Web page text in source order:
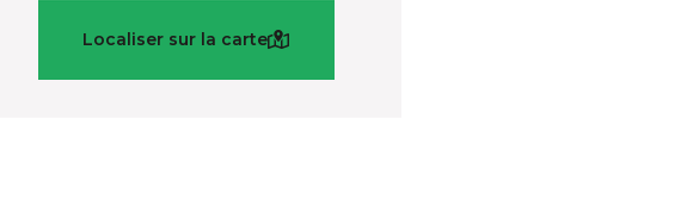
Localiser sur la carte